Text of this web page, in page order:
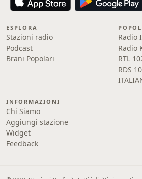
ESPLORA
Stazioni radio
Podcast
Brani Popolari
Radio
Radio
RTL
RDS
INFORMAZIONI
Chi Siamo
Aggiungi stazione
Widget
Feedback